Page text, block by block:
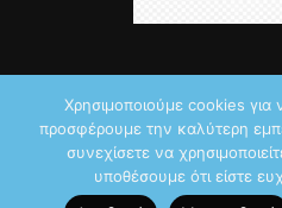
© 2026 by iTechNews.gr
Maddoctor dreamed it, Unpackman
Χρησιμοποιούμε cookies για
προσφέρουμε την καλύτερη
συνεχίσετε να
υποθέσουμε ότι είστε